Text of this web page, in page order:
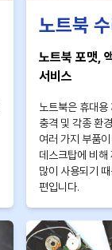
노트북 수
노트북 포맷,
서비스
노트북은 휴대용
충격 및 각종 환
여러 가지 부품
데스크탑에 비해
많이 사용되기
편입니다.